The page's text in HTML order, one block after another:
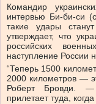
Командир
интервью Би-би-си
такие удары
утверждает, что
российских
наступление России
“Теперь 1500
2000 километров —
Роберт Бровди. —
прилетает туда, когда